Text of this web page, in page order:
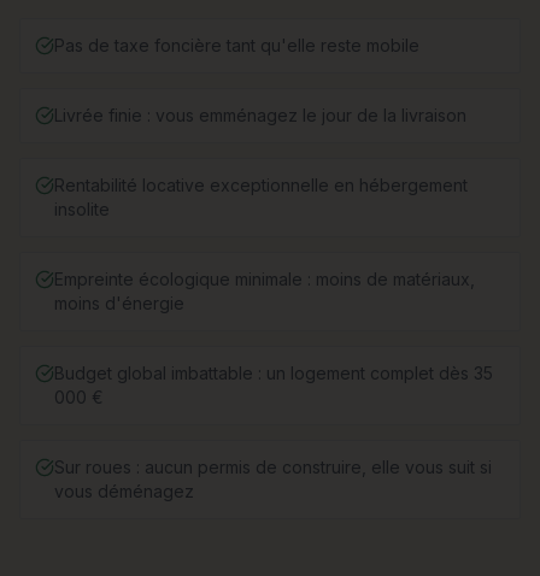
Pas de taxe foncière tant qu'elle reste mobile
Livrée finie : vous emménagez le jour de la livraison
Rentabilité locative exceptionnelle en hébergement
insolite
Empreinte écologique minimale : moins de matériaux,
moins d'énergie
Budget global imbattable : un logement complet dès 35
000 €
Sur roues : aucun permis de construire, elle vous suit si
vous déménagez